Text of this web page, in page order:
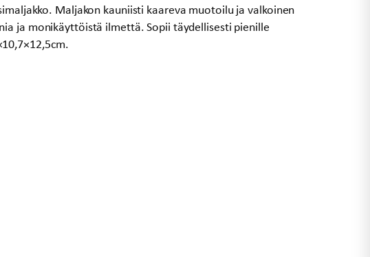
Maljakon kauniisti kaareva muotoilu ja valkoinen
ja monikäyttöistä ilmettä. Sopii täydellisesti pienille